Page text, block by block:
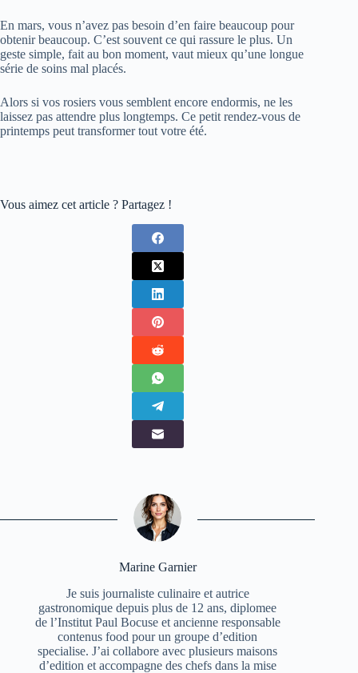
En mars, vous n’avez pas besoin d’en faire beaucoup pour
obtenir beaucoup. C’est souvent ce qui rassure le plus. Un
geste simple, fait au bon moment, vaut mieux qu’une longue
série de soins mal placés.
Alors si vos rosiers vous semblent encore endormis, ne les
laissez pas attendre plus longtemps. Ce petit rendez-vous de
printemps peut transformer tout votre été.
Vous aimez cet article ? Partagez !
Marine Garnier
Je suis journaliste culinaire et autrice
gastronomique depuis plus de 12 ans, diplomee
de l’Institut Paul Bocuse et ancienne responsable
contenus food pour un groupe d’edition
specialise. J’ai collabore avec plusieurs maisons
d’edition et accompagne des chefs dans la mise